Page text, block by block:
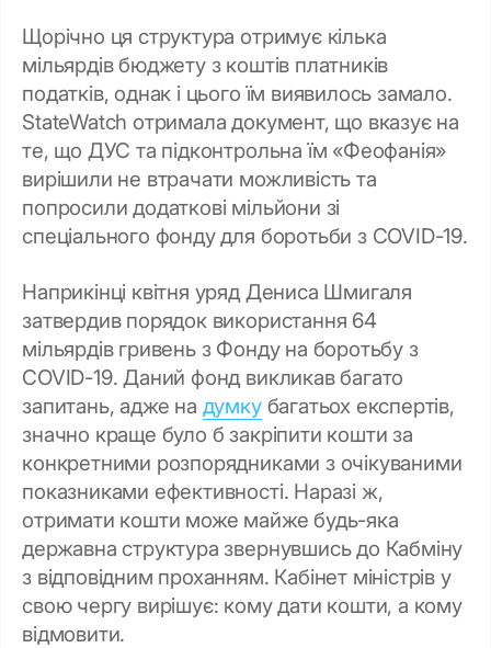
Щорічно ця структура отримує кілька
мільярдів бюджету з коштів платників
податків, однак і цього їм виявилось замало.
StateWatch отримала документ, що вказує на
те, що ДУС та підконтрольна їм «Феофанія»
вирішили не втрачати можливість та
попросили додаткові мільйони зі
спеціального фонду для боротьби з COVID-19.
Наприкінці квітня уряд Дениса Шмигаля
затвердив порядок використання 64
мільярдів гривень з Фонду на боротьбу з
COVID-19. Даний фонд викликав багато
запитань, адже на думкубагатьох експертів,
значно краще було б закріпити кошти за
конкретними розпорядниками з очікуваними
показниками ефективності. Наразі ж,
отримати кошти може майже будь-яка
державна структура звернувшись до Кабміну
з відповідним проханням. Кабінет міністрів у
свою чергу вирішує: кому дати кошти, а кому
відмовити.